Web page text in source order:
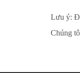
Lưu ý:
Chúng